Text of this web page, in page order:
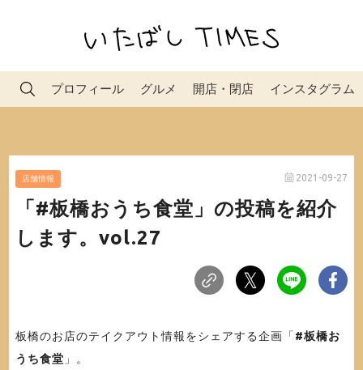
プロフィール グルメ 開店・閉店 インスタグラム
店舗情報 2021-09-27
「#板橋おうち食堂」の投稿を紹介
します。vol.27
板橋のお店のテイクアウト情報をシェアする企画「 #板橋お
うち食堂 」。